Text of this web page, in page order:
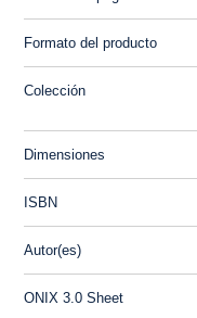
Formato del producto
Colección
Dimensiones
ISBN
Autor(es)
ONIX 3.0 Sheet